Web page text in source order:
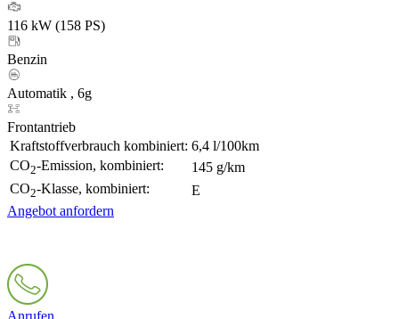
116 kW (158 PS)
Benzin
Automatik , 6g
Frontantrieb
Kraftstoffverbrauch kombiniert: 6,4 l/100km
CO2-Emission, kombiniert:
145 g/km
CO2-Klasse, kombiniert:
E
Angebot anfordern
Anrufen